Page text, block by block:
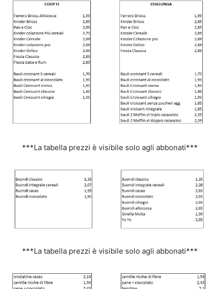
***La tabella prezzi è visibile solo agli abbonati***
***La tabella prezzi è visibile solo agli abbonati***